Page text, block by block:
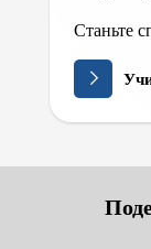
Станьте